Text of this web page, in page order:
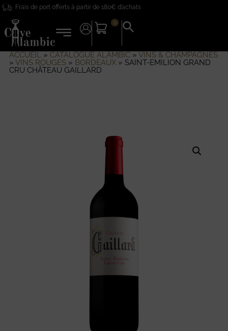
Frais de port offerts à partir de 180€ d’achats
0
Search
for:
ACCUEIL» CATALOGUE ALAMBIC» VINS & CHAMPAGNES
» VINS ROUGES» BORDEAUX» SAINT-EMILION GRAND
CRU CHÂTEAU GAILLARD